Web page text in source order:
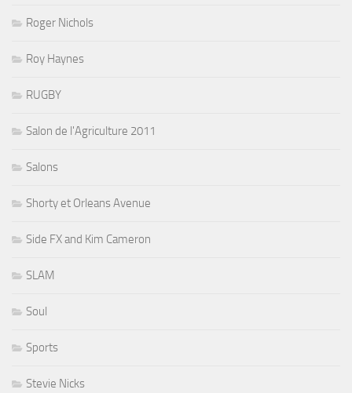
Roger Nichols
Roy Haynes
RUGBY
Salon de l'Agriculture 2011
Salons
Shorty et Orleans Avenue
Side FX and Kim Cameron
SLAM
Soul
Sports
Stevie Nicks